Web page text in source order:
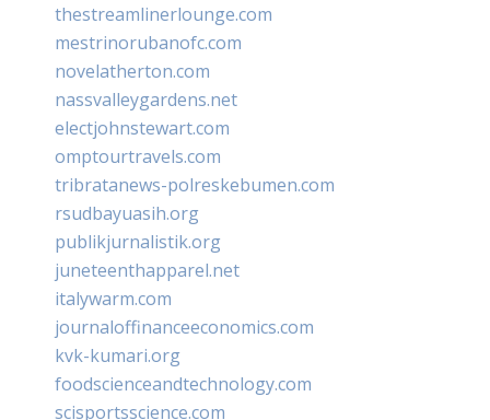
thestreamlinerlounge.com
mestrinorubanofc.com
novelatherton.com
nassvalleygardens.net
electjohnstewart.com
omptourtravels.com
tribratanews-polreskebumen.com
rsudbayuasih.org
publikjurnalistik.org
juneteenthapparel.net
italywarm.com
journaloffinanceeconomics.com
kvk-kumari.org
foodscienceandtechnology.com
scisportsscience.com